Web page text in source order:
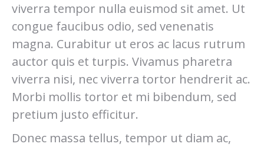
viverra tempor nulla euismod sit amet. Ut
congue faucibus odio, sed venenatis
magna. Curabitur ut eros ac lacus rutrum
auctor quis et turpis. Vivamus pharetra
viverra nisi, nec viverra tortor hendrerit ac.
Morbi mollis tortor et mi bibendum, sed
pretium justo efficitur.
Donec massa tellus, tempor ut diam ac,